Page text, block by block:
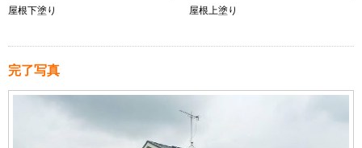
屋根下塗り 屋根上塗り
完了写真